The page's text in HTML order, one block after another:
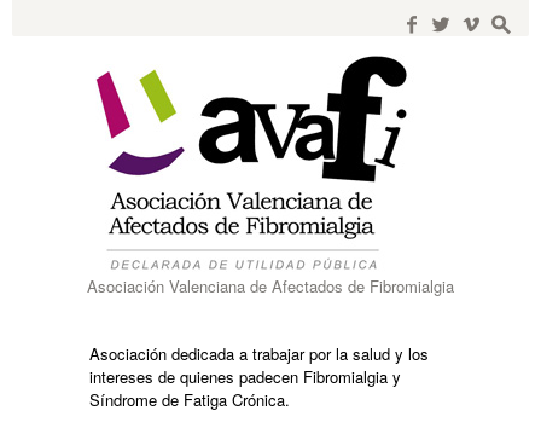
f w i s
Asociación Valenciana de Afectados de Fibromialgia
Asociación dedicada a trabajar por la salud y los
intereses de quienes padecen Fibromialgia y
Síndrome de Fatiga Crónica.